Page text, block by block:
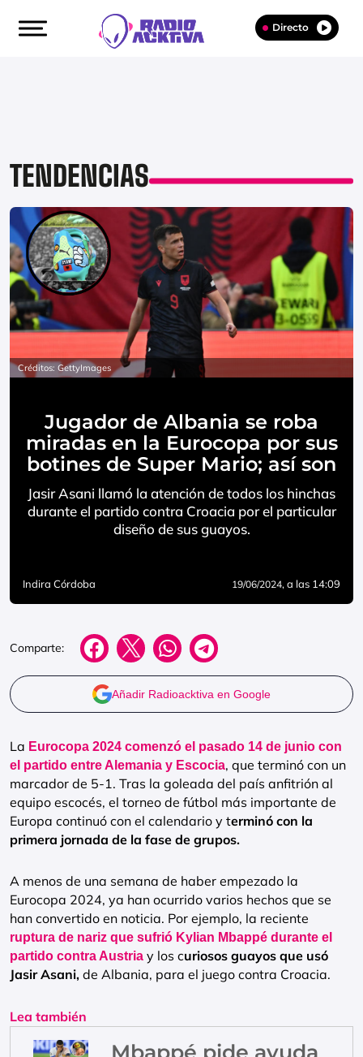
Directo
TENDENCIAS
Créditos: GettyImages
Jugador de Albania se roba
miradas en la Eurocopa por sus
botines de Super Mario; así son
Jasir Asani llamó la atención de todos los hinchas
durante el partido contra Croacia por el particular
diseño de sus guayos.
Indira Córdoba 19/06/2024, a las 14:09
Comparte:
Añadir Radioacktiva en Google
La Eurocopa 2024 comenzó el pasado 14 de junio con
el partido entre Alemania y Escocia, que terminó con un
marcador de 5-1. Tras la goleada del país anfitrión al
equipo escocés, el torneo de fútbol más importante de
Europa continuó con el calendario y terminó con la
primera jornada de la fase de grupos.
A menos de una semana de haber empezado la
Eurocopa 2024, ya han ocurrido varios hechos que se
han convertido en noticia. Por ejemplo, la reciente
ruptura de nariz que sufrió Kylian Mbappé durante el
partido contra Austria y los curiosos guayos que usó
Jasir Asani, de Albania, para el juego contra Croacia.
Lea también
Mbappé pide ayuda